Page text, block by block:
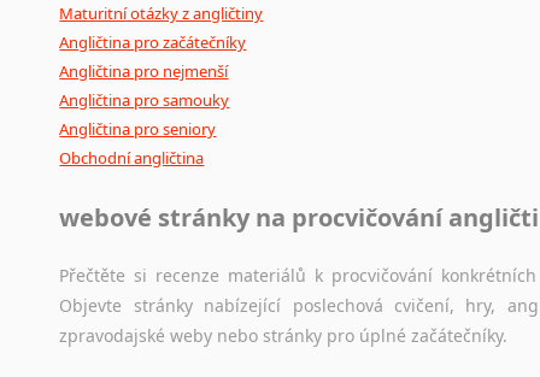
Maturitní otázky z angličtiny
Angličtina pro začátečníky
Angličtina pro nejmenší
Angličtina pro samouky
Angličtina pro seniory
Obchodní angličtina
webové stránky na procvičování
Přečtěte si recenze materiálů k procvičování
Objevte stránky nabízející poslechová cvičení, hry,
zpravodajské weby nebo stránky pro úplné začátečníky.